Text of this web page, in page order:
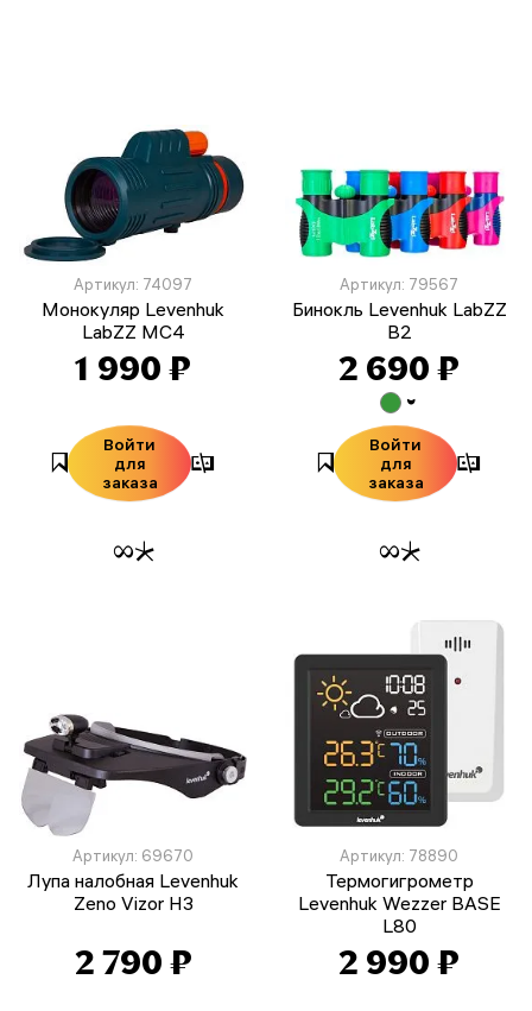
Артикул: 74097
Монокуляр Levenhuk
LabZZ MC4
1 990 ₽
Войти
для
заказа
Артикул: 79567
Бинокль Levenhuk LabZZ
B2
2 690 ₽
Войти
для
заказа
Артикул: 69670
Лупа налобная Levenhuk
Zeno Vizor H3
2 790 ₽
Артикул: 78890
Термогигрометр
Levenhuk Wezzer BASE
L80
2 990 ₽